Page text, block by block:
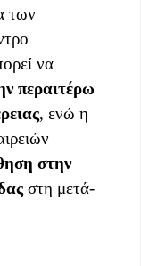
των
να
περαιτέρω
, ενώ η
στην
στη μετά-